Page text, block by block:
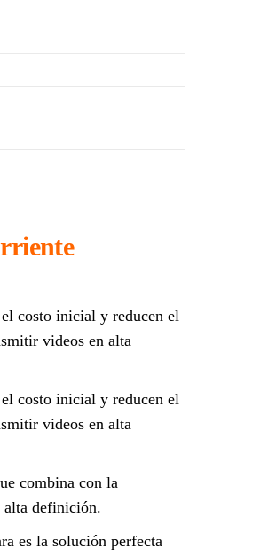
costo inicial y reducen el
videos en alta
costo inicial y reducen el
videos en alta
combina con la
alta definición.
es la solución perfecta